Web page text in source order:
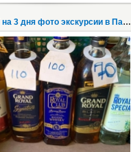
Река Квай на 3 дня фото экскурсии в Паттайе 30
22.03.2023
дня из Паттайи на реку Квай,
Эраван, Сайок Ной и Сайок Яй,
город Сангклабури, деревня...
Thai-Online